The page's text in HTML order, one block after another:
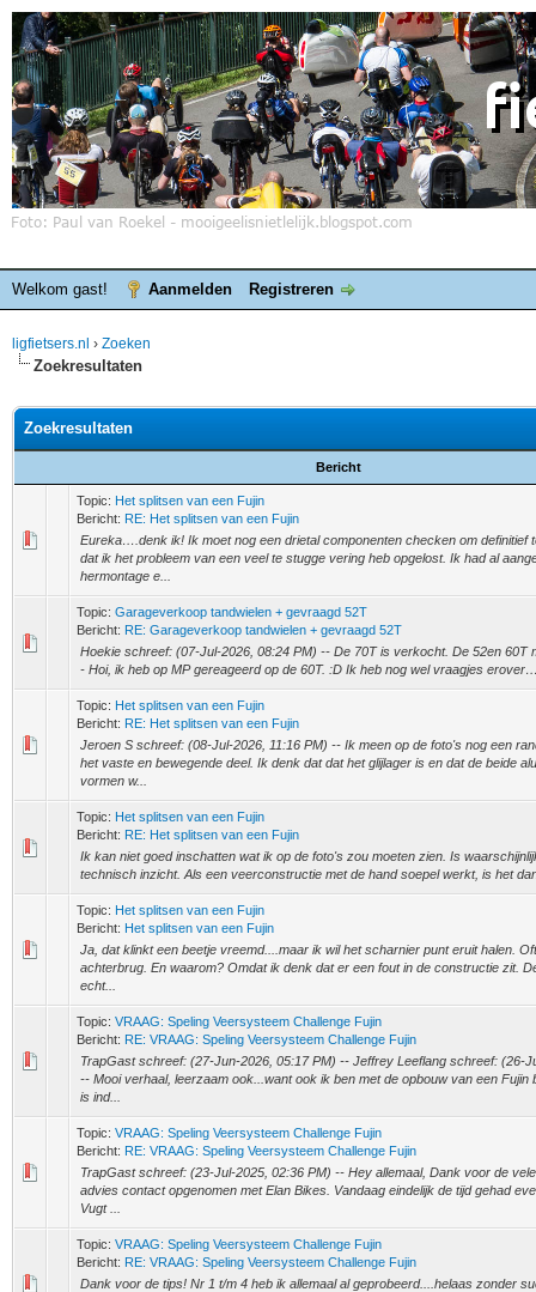
Welkom gast! Aanmelden Registreren
ligfietsers.nl › Zoeken
Zoekresultaten
Zoekresultaten
Bericht
Topic: Het splitsen van een Fujin
Bericht: RE: Het splitsen van een Fujin
Eureka….denk ik! Ik moet nog een drietal componenten checken om definitief
dat ik het probleem van een veel te stugge vering heb opgelost. Ik had al
hermontage e...
Topic: Garageverkoop tandwielen + gevraagd 52T
Bericht: RE: Garageverkoop tandwielen + gevraagd 52T
Hoekie schreef: (07-Jul-2026, 08:24 PM) -- De 70T is verkocht. De 52en 60T
- Hoi, ik heb op MP gereageerd op de 60T. :D Ik heb nog wel vraagjes
Topic: Het splitsen van een Fujin
Bericht: RE: Het splitsen van een Fujin
Jeroen S schreef: (08-Jul-2026, 11:16 PM) -- Ik meen op de foto's nog een
het vaste en bewegende deel. Ik denk dat dat het glijlager is en dat de beide
vormen w...
Topic: Het splitsen van een Fujin
Bericht: RE: Het splitsen van een Fujin
Ik kan niet goed inschatten wat ik op de foto's zou moeten zien. Is
technisch inzicht. Als een veerconstructie met de hand soepel werkt, is het
Topic: Het splitsen van een Fujin
Bericht: Het splitsen van een Fujin
Ja, dat klinkt een beetje vreemd....maar ik wil het scharnier punt eruit halen.
achterbrug. En waarom? Omdat ik denk dat er een fout in de constructie zit.
echt...
Topic: VRAAG: Speling Veersysteem Challenge Fujin
Bericht: RE: VRAAG: Speling Veersysteem Challenge Fujin
TrapGast schreef: (27-Jun-2026, 05:17 PM) -- Jeffrey Leeflang schreef: (26-
-- Mooi verhaal, leerzaam ook...want ook ik ben met de opbouw van een Fujin
is ind...
Topic: VRAAG: Speling Veersysteem Challenge Fujin
Bericht: RE: VRAAG: Speling Veersysteem Challenge Fujin
TrapGast schreef: (23-Jul-2025, 02:36 PM) -- Hey allemaal, Dank voor de
advies contact opgenomen met Elan Bikes. Vandaag eindelijk de tijd gehad
Vugt ...
Topic: VRAAG: Speling Veersysteem Challenge Fujin
Bericht: RE: VRAAG: Speling Veersysteem Challenge Fujin
Dank voor de tips! Nr 1 t/m 4 heb ik allemaal al geprobeerd....helaas zonder